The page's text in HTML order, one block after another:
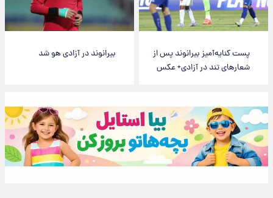
پست کنایه‌آمیز بیرانوند پس از
شعارهای تند در آزادی+ عکس
بیرانوند در آزادی هو شد